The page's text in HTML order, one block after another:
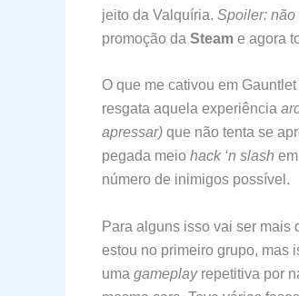
jeito da Valquíria. Spoiler: não
promoção da Steam e agora
O que me cativou em
resgata aquela experiência
apressar) que não tenta se
pegada meio hack ‘n slash
número de inimigos possível.
Para alguns isso vai ser mais
estou no primeiro grupo, mas
uma gameplayrepetitiva por